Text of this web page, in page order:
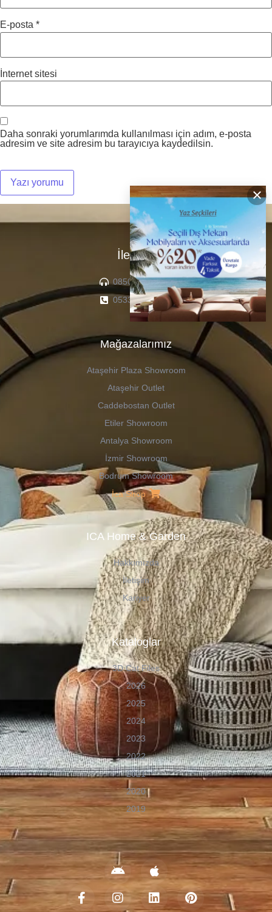
×
E-posta *
İnternet sitesi
Daha sonraki yorumlarımda kullanılması için adım, e-posta
adresim ve site adresim bu tarayıcıya kaydedilsin.
İletişim
0850 307 04 22
0533 336 71 13
Mağazalarımız
Ataşehir Plaza Showroom
Ataşehir Outlet
Caddebostan Outlet
Etiler Showroom
Antalya Showroom
İzmir Showroom
Bodrum Showroom
İca Shop
ICA Home & Garden
Hakkımızda
İletişim
Kariyer
Kataloglar
3D Cat Files
2026
2025
2024
2023
2022
2021
2020
2019